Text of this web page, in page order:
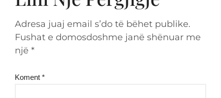
Adresa juaj email s’do të bëhet publike.
Fushat e domosdoshme janë shënuar me
një *
Koment *